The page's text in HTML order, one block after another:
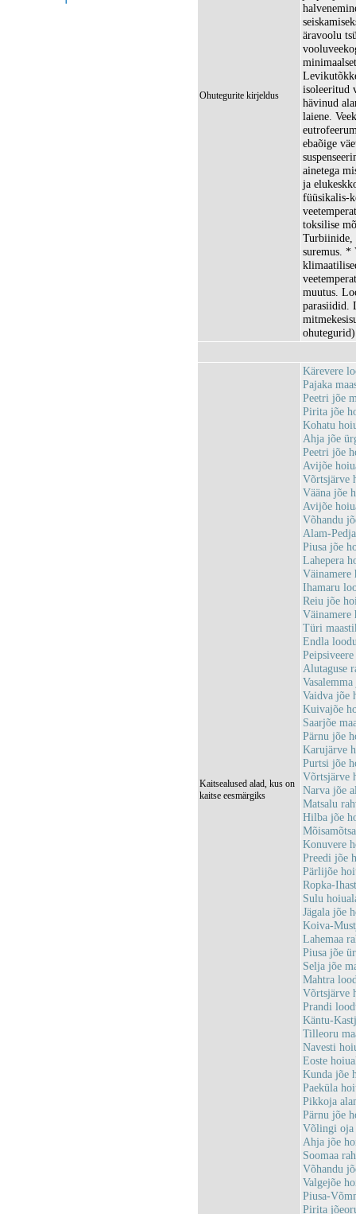
Ohutegurite kirjeldus
äravoolu
isoleeritud
hävinud
laiene.
ebaõige
ainetega
ja
füüsikalis-
toksilise
Turbiinide,
suremus. *
muutus.
parasiidid.
Kaitsealused alad, kus on
kaitse eesmärgiks
Kärevere
Pajaka
Peetri jõe
Pirita jõe
Kohatu
Ahja jõe
Peetri jõe
Avijõe
Võrtsjärve
Vääna jõe
Avijõe
Võhandu
Alam-
Piusa jõe
Lahepera
Väinamere
Ihamaru
Reiu jõe
Türi
Endla
Alutaguse
Vaidva jõe
Kuivajõe
Saarjõe
Pärnu jõe
Karujärve
Purtsi jõe
Võrtsjärve
Narva jõe
Matsalu
Hilba jõe
Konuvere
Preedi jõe
Pärlijõe
Ropka-
Sulu
Jägala jõe
Koiva-
Lahemaa
Piusa jõe
Selja jõe
Mahtra
Võrtsjärve
Prandi
Käntu-
Tilleoru
Navesti
Eoste
Kunda jõe
Paeküla
Pikkoja
Pärnu jõe
Võlingi oja
Ahja jõe
Soomaa
Võhandu
Valgejõe
Piusa-
Pirita